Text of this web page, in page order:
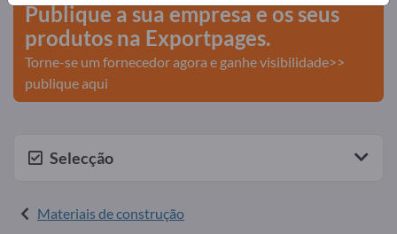
Publique a sua empresa e os seus
produtos na Exportpages.
Torne-se um fornecedor agora e ganhe visibilidade>>
publique aqui
Selecção
Materiais de construção